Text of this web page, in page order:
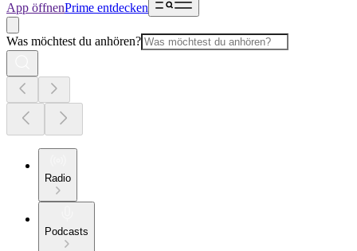
App öffnenPrime entdecken
Was möchtest du anhören?
Radio
Podcasts